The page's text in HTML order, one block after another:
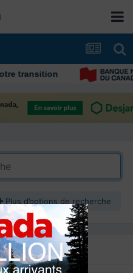
transition
Plus d’options de recherche